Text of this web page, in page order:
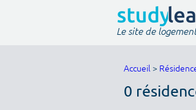
Le site de
Accueil >
0